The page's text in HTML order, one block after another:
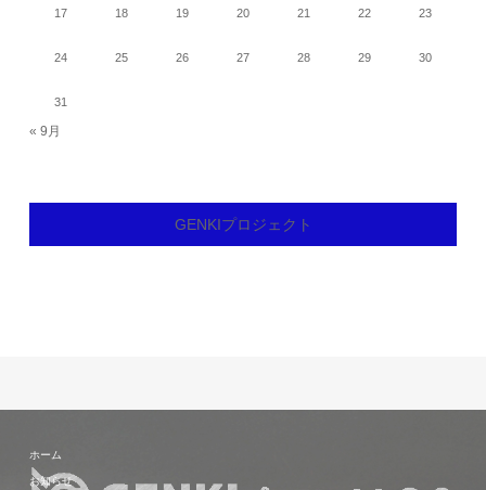
17 18 19 20 21 22 23
24 25 26 27 28 29 30
31
« 9月
GENKIプロジェクト
ホーム
お知らせ